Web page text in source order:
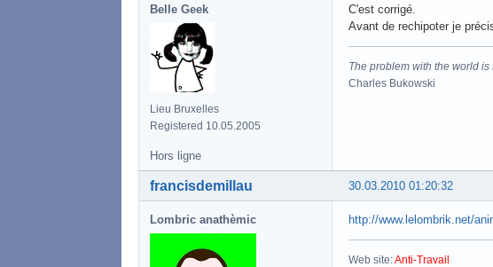
Belle Geek
Lieu Bruxelles
Registered 10.05.2005
C'est corrigé.
Avant de rechipoter je
The problem with the world
Charles Bukowski
Hors ligne
30.03.2010 01:20:32
francisdemillau
Lombric anathèmic http://www.lelombrik.net/
Web site:Anti-Travail